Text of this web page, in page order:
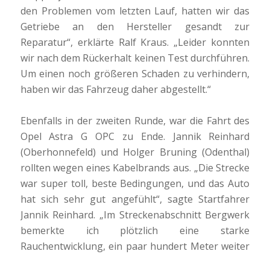
den Problemen vom letzten Lauf, hatten wir das
Getriebe an den Hersteller gesandt zur
Reparatur“, erklärte Ralf Kraus. „Leider konnten
wir nach dem Rückerhalt keinen Test durchführen.
Um einen noch größeren Schaden zu verhindern,
haben wir das Fahrzeug daher abgestellt.“
Ebenfalls in der zweiten Runde, war die Fahrt des
Opel Astra G OPC zu Ende. Jannik Reinhard
(Oberhonnefeld) und Holger Bruning (Odenthal)
rollten wegen eines Kabelbrands aus. „Die Strecke
war super toll, beste Bedingungen, und das Auto
hat sich sehr gut angefühlt“, sagte Startfahrer
Jannik Reinhard. „Im Streckenabschnitt Bergwerk
bemerkte ich plötzlich eine starke
Rauchentwicklung, ein paar hundert Meter weiter